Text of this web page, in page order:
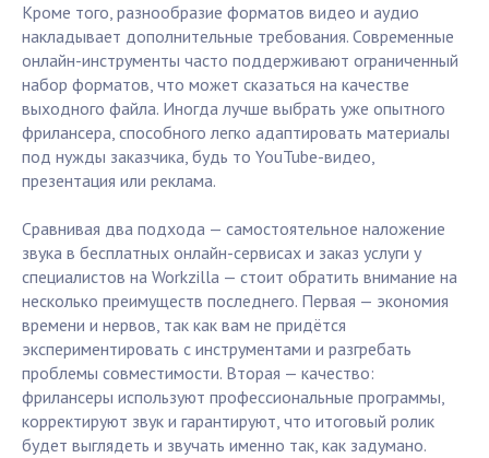
Кроме того, разнообразие форматов видео и аудио
накладывает дополнительные требования. Современные
онлайн-инструменты часто поддерживают ограниченный
набор форматов, что может сказаться на качестве
выходного файла. Иногда лучше выбрать уже опытного
фрилансера, способного легко адаптировать материалы
под нужды заказчика, будь то YouTube-видео,
презентация или реклама.
Сравнивая два подхода — самостоятельное наложение
звука в бесплатных онлайн-сервисах и заказ услуги у
специалистов на Workzilla — стоит обратить внимание на
несколько преимуществ последнего. Первая — экономия
времени и нервов, так как вам не придётся
экспериментировать с инструментами и разгребать
проблемы совместимости. Вторая — качество:
фрилансеры используют профессиональные программы,
корректируют звук и гарантируют, что итоговый ролик
будет выглядеть и звучать именно так, как задумано.